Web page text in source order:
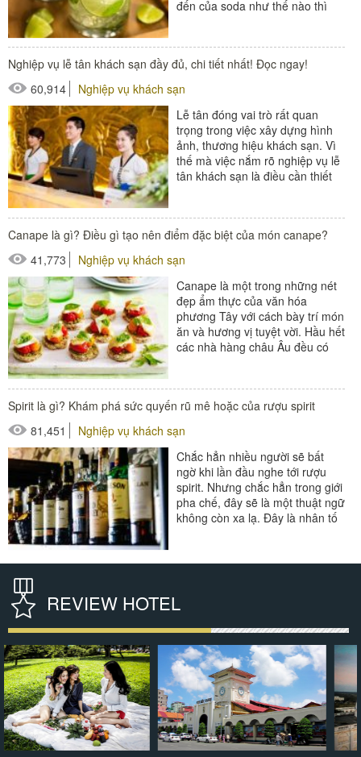
đến của soda như thế nào thì
#đồ amenities khách sạn
#thiết bị nhà hàng - bếp
Nghiệp vụ lễ tân khách sạn đầy đủ, chi tiết nhất! Đọc ngay!
60,914
Nghiệp vụ khách sạn
Lễ tân đóng vai trò rất quan
trọng trong việc xây dựng hình
ảnh, thương hiệu khách sạn. Vì
thế mà việc nắm rõ nghiệp vụ lễ
tân khách sạn là điều cần thiết
#thiết bị sảnh - ngoại cảnh
Canape là gì? Điều gì tạo nên điểm đặc biệt của món canape?
41,773
Nghiệp vụ khách sạn
Canape là một trong những nét
đẹp ẩm thực của văn hóa
phương Tây với cách bày trí món
ăn và hương vị tuyệt vời. Hầu hết
các nhà hàng châu Âu đều có
#đồ amenities khách sạn
#thiết bị nhà hàng - bếp
Spirit là gì? Khám phá sức quyến rũ mê hoặc của rượu spirit
81,451
Nghiệp vụ khách sạn
Chắc hẳn nhiều người sẽ bất
ngờ khi lần đầu nghe tới rượu
spirit. Nhưng chắc hẳn trong giới
pha chế, đây sẽ là một thuật ngữ
không còn xa lạ. Đây là nhân tố
#đồ amenities khách sạn
REVIEW HOTEL